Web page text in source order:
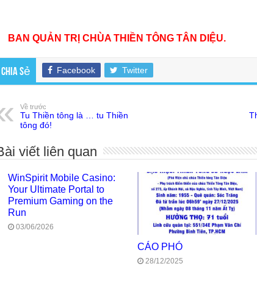
BAN QUẢN TRỊ CHÙA THIỀN TÔNG TÂN DIỆU.
Chia sẻ Facebook Twitter
Về trước
Tu Thiền tông là … tu Thiền
tông đó!
viết liên quan
WinSpirit Mobile Casino:
Your Ultimate Portal to
Premium Gaming on the
Run
03/06/2026
CÁO PHÓ
28/12/2025